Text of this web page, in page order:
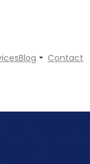
Blog Contact